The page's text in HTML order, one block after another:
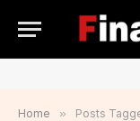
Home » Posts